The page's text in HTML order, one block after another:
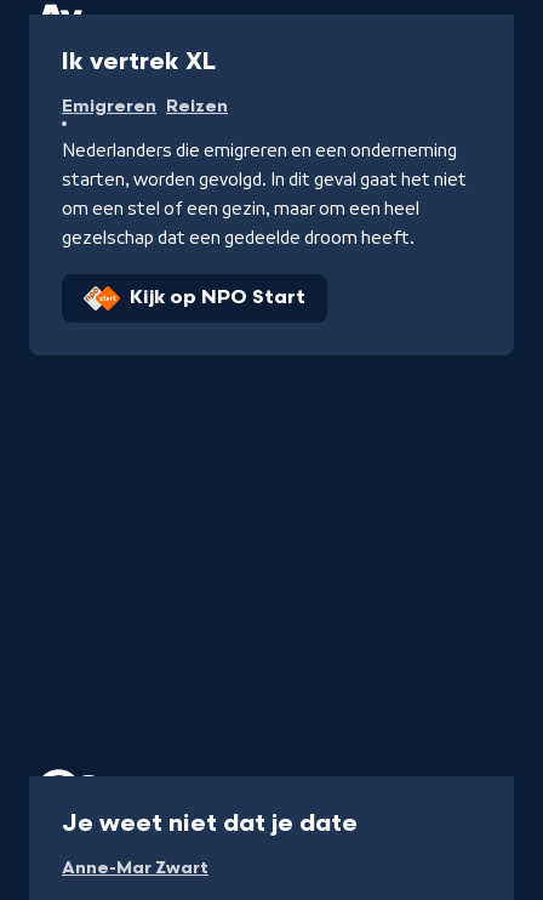
Ik vertrek XL
Emigreren Reizen
Nederlanders die emigreren en een onderneming
starten, worden gevolgd. In dit geval gaat het niet
om een stel of een gezin, maar om een heel
gezelschap dat een gedeelde droom heeft.
Kijk op NPO Start
Je weet niet dat je date
Anne-Mar Zwart